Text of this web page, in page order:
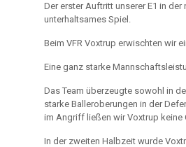
Der erster Auftritt unserer E1 in
unterhaltsames Spiel.
Beim VFR Voxtrup erwischten wir
Eine ganz starke
Das Team überzeugte sowohl in
starke Balleroberungen in der
im Angriff ließen wir Voxtrup keine
In der zweiten Halbzeit wurde